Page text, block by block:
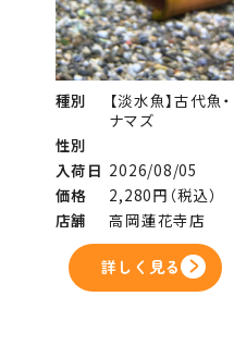
種別
【淡水魚】古代魚・
ナマズ
性別
入荷日 2026/08/05
価格
2,280円（税込）
店舗
高岡蓮花寺店
詳しく見る